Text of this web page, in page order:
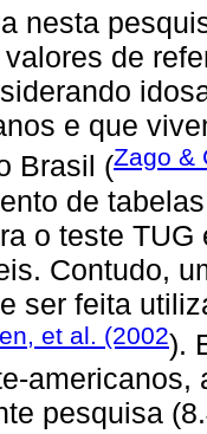
nesta
de
e que
Brasil (Zago &
de
o teste
Contudo,
ser feita
et al. (2002).
americanos,
pesquisa